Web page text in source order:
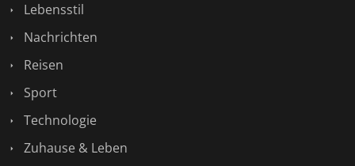
Lebensstil
Nachrichten
Reisen
Sport
Technologie
Zuhause & Leben